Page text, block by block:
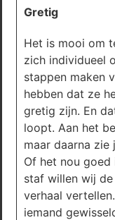
Gretig
Het is mooi om
zich individueel
stappen maken
hebben dat ze
gretig zijn. En
loopt. Aan het
maar daarna
Of het nou
staf willen wij
verhaal
iemand